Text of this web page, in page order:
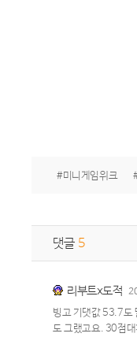
#미니게임위크
댓글 5
리부트x도적
빙고 기댓값 53.7도
도 그랬고요. 30점